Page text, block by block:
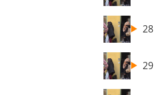
28
29